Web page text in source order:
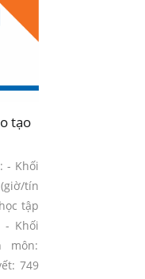
tạo
- Khối
tín
tập
- Khối
môn:
749